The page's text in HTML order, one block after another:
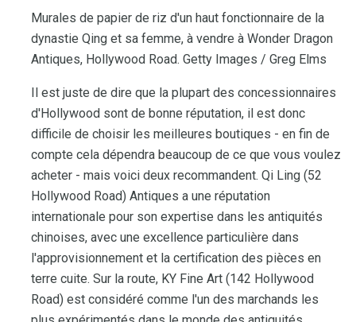
Murales de papier de riz d'un haut fonctionnaire de la
dynastie Qing et sa femme, à vendre à Wonder Dragon
Antiques, Hollywood Road. Getty Images / Greg Elms
Il est juste de dire que la plupart des concessionnaires
d'Hollywood sont de bonne réputation, il est donc
difficile de choisir les meilleures boutiques - en fin de
compte cela dépendra beaucoup de ce que vous voulez
acheter - mais voici deux recommandent. Qi Ling (52
Hollywood Road) Antiques a une réputation
internationale pour son expertise dans les antiquités
chinoises, avec une excellence particulière dans
l'approvisionnement et la certification des pièces en
terre cuite. Sur la route, KY Fine Art (142 Hollywood
Road) est considéré comme l'un des marchands les